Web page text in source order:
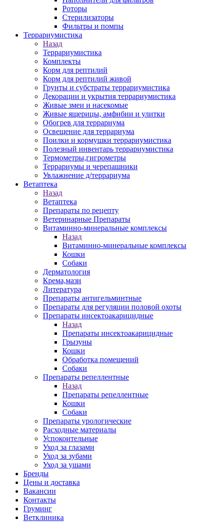
Роторы
Стерилизаторы
Фильтры и помпы
Террариумистика
Назад
Террариумистика
Комплекты
Корм для рептилий
Корм для рептилий живой
Грунты и субстраты террариумистика
Декорации и укрытия террариумистика
Живые змеи и насекомые
Живые ящерицы, амфибии и улитки
Обогрев для террариума
Освещение для террариума
Поилки и кормушки террариумистика
Полезный инвентарь террариумистика
Термометры,гигрометры
Террариумы и черепашники
Увлажнение д/террариума
Ветаптека
Назад
Ветаптека
Препараты по рецепту
Ветеринарные Препараты
Витаминно-минеральные комплексы
Назад
Витаминно-минеральные комплексы
Кошки
Собаки
Дерматология
Крема,мази
Литература
Препараты антигельминтные
Препараты для регуляции половой охоты
Препараты инсектоакарицидные
Назад
Препараты инсектоакарицидные
Грызуны
Кошки
Обработка помещений
Собаки
Препараты репеллентные
Назад
Препараты репеллентные
Кошки
Собаки
Препараты урологические
Расходные материалы
Успокоительные
Уход за глазами
Уход за зубами
Уход за ушами
Бренды
Цены и доставка
Вакансии
Контакты
Груминг
Ветклиника